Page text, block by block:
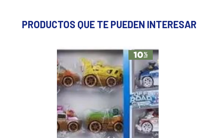
PRODUCTOS QUE TE PUEDEN INTERESAR